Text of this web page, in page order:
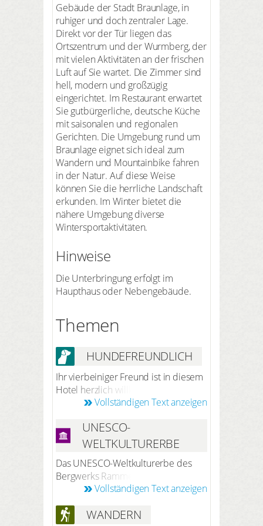
Gebäude der Stadt Braunlage, in
ruhiger und doch zentraler Lage.
Direkt vor der Tür liegen das
Ortszentrum und der Wurmberg, der
mit vielen Aktivitäten an der frischen
Luft auf Sie wartet. Die Zimmer sind
hell, modern und großzügig
eingerichtet. Im Restaurant erwartet
Sie gutbürgerliche, deutsche Küche
mit saisonalen und regionalen
Gerichten. Die Umgebung rund um
Braunlage eignet sich ideal zum
Wandern und Mountainbike fahren
in der Natur. Auf diese Weise
können Sie die herrliche Landschaft
erkunden. Im Winter bietet die
nähere Umgebung diverse
Wintersportaktivitäten.
Hinweise
Die Unterbringung erfolgt im
Haupthaus oder Nebengebäude.
Themen
HUNDEFREUNDLICH
Ihr vierbeiniger Freund ist in diesem
Hotel herzlich willkommen. Nach
vorheriger Anmeldung bei der
kostenfrei im Hotel (ohne Futter).
Vollständigen Text anzeigen
UNESCO-
WELTKULTURERBE
Das UNESCO-Weltkulturerbe des
Bergwerks Rammelsberg, der
Altstadt von Goslar und der
Zusammenspiel von Bergbau,
Vollständigen Text anzeigen
WANDERN